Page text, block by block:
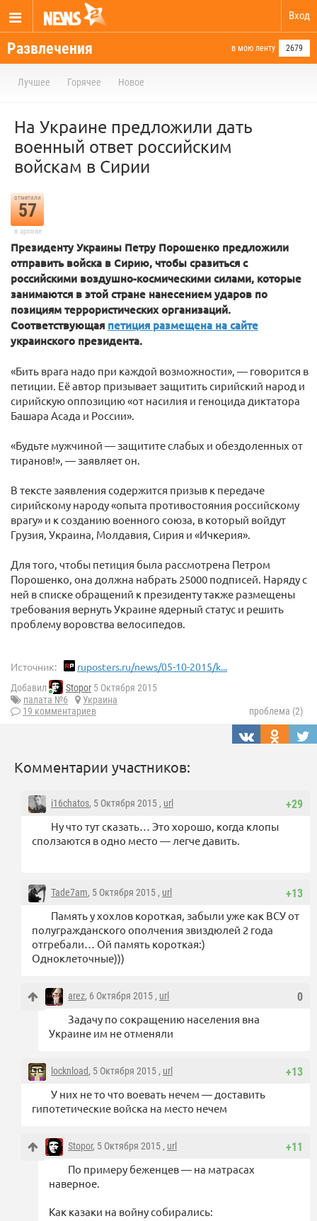
Вход
Развлечения в мою ленту 2679
Лучшее Горячее Новое
На Украине предложили дать
военный ответ российским
войскам в Сирии
отметили
57
в архиве
Президенту Украины Петру Порошенко предложили
отправить войска в Сирию, чтобы сразиться с
российскими воздушно-космическими силами, которые
занимаются в этой стране нанесением ударов по
позициям террористических организаций.
Соответствующая петиция размещена на сайте
украинского президента.
«Бить врага надо при каждой возможности», — говорится в
петиции. Её автор призывает защитить сирийский народ и
сирийскую оппозицию «от насилия и геноцида диктатора
Башара Асада и России».
«Будьте мужчиной — защитите слабых и обездоленных от
тиранов!», — заявляет он.
В тексте заявления содержится призыв к передаче
сирийскому народу «опыта противостояния российскому
врагу» и к созданию военного союза, в который войдут
Грузия, Украина, Молдавия, Сирия и «Ичкерия».
Для того, чтобы петиция была рассмотрена Петром
Порошенко, она должна набрать 25000 подписей. Наряду с
ней в списке обращений к президенту также размещены
требования вернуть Украине ядерный статус и решить
проблему воровства велосипедов.
Источник: ruposters.ru/news/05-10-2015/k...
Добавил Stopor 5 Октября 2015
палата №6
Украина
19 комментариев
проблема (2)
Комментарии участников:
+29
i16chatos, 5 Октября 2015 , url
Ну что тут сказать… Это хорошо, когда клопы
сползаются в одно место — легче давить.
+13
Tade7am, 5 Октября 2015 , url
Память у хохлов короткая, забыли уже как ВСУ от
полугражданского ополчения звиздюлей 2 года
отгребали… Ой память короткая:)
Одноклеточные)))
0
arez, 6 Октября 2015 , url
Задачу по сокращению населения вна
Украине им не отменяли
+13
locknload, 5 Октября 2015 , url
У них не то что воевать нечем — доставить
гипотетические войска на место нечем
+11
Stopor, 5 Октября 2015 , url
По примеру беженцев — на матрасах
наверное.
Как казаки на войну собирались: